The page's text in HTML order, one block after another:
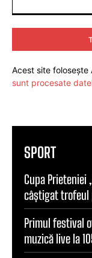
Acest site folosește
sunt procesate
SPORT
Cupa Prieteniei
câștigat trofeul
Primul festival
muzică live la